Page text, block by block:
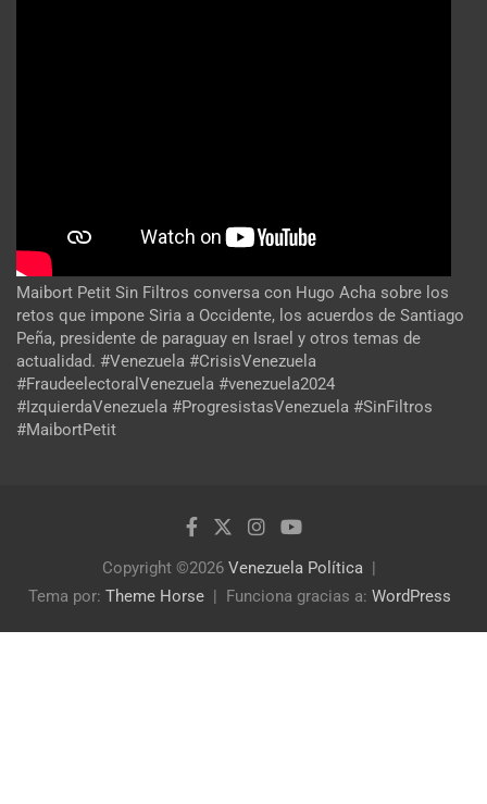
Maibort Petit Sin Filtros conversa con Hugo Acha sobre los
retos que impone Siria a Occidente, los acuerdos de Santiago
Peña, presidente de paraguay en Israel y otros temas de
actualidad. #Venezuela #CrisisVenezuela
#FraudeelectoralVenezuela #venezuela2024
#IzquierdaVenezuela #ProgresistasVenezuela #SinFiltros
#MaibortPetit
Copyright ©2026 Venezuela Política
Tema por: Theme Horse Funciona gracias a: WordPress